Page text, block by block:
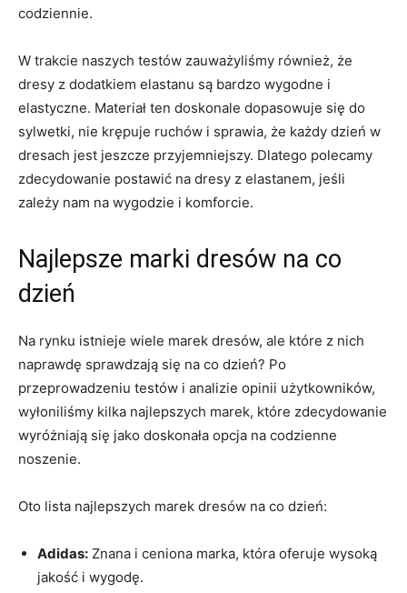
codziennie.
W trakcie naszych ⁤testów zauważyliśmy również, że
dresy z dodatkiem⁢ elastanu są bardzo wygodne i
elastyczne. Materiał ten doskonale dopasowuje się do
sylwetki,​ nie⁢ krępuje ruchów i sprawia, że każdy dzień ​w
dresach jest jeszcze przyjemniejszy. Dlatego polecamy
zdecydowanie postawić na⁣ dresy z elastanem, jeśli
zależy nam‌ na wygodzie ‌i komforcie.
Najlepsze marki dresów na co
dzień
Na rynku⁢ istnieje wiele marek dresów, ale które z nich
naprawdę sprawdzają ⁤się na co dzień? Po
przeprowadzeniu ‍testów i analizie opinii użytkowników,‌
wyłoniliśmy⁢ kilka⁢ najlepszych marek, które⁤ zdecydowanie
wyróżniają się⁣ jako doskonała opcja na⁣ codzienne⁤
noszenie.
Oto lista najlepszych ​marek⁤ dresów ⁢na co‍ dzień:
Adidas: Znana i ceniona marka, ⁤która oferuje wysoką
jakość i wygodę.